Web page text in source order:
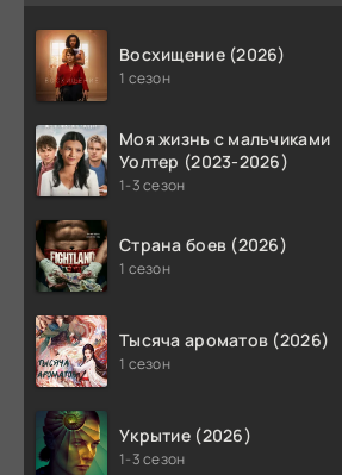
Восхищение (2026)
1 сезон
Моя жизнь с мальчиками
Уолтер (2023-2026)
1-3 сезон
Страна боев (2026)
1 сезон
Тысяча ароматов (2026)
1 сезон
Укрытие (2026)
1-3 сезон